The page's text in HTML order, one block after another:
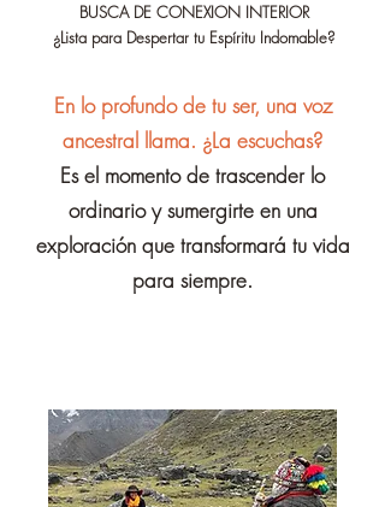
BUSCA DE CONEXION INTERIOR
¿Lista para Despertar tu Espíritu Indomable?
En lo profundo de tu ser, una voz
ancestral llama. ¿La escuchas?
Es el momento de trascender lo
ordinario y sumergirte en una
exploración que transformará tu vida
para siempre.